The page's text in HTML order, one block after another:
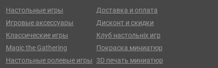
Настольные игры
Игровые аксессуары
Классические игры
Magic the Gathering
Настольные ролевые игры
Доставка и оплата
Дисконт и скидки
Клуб настольніх игр
Покраска миниатюр
3D печать миниатюр